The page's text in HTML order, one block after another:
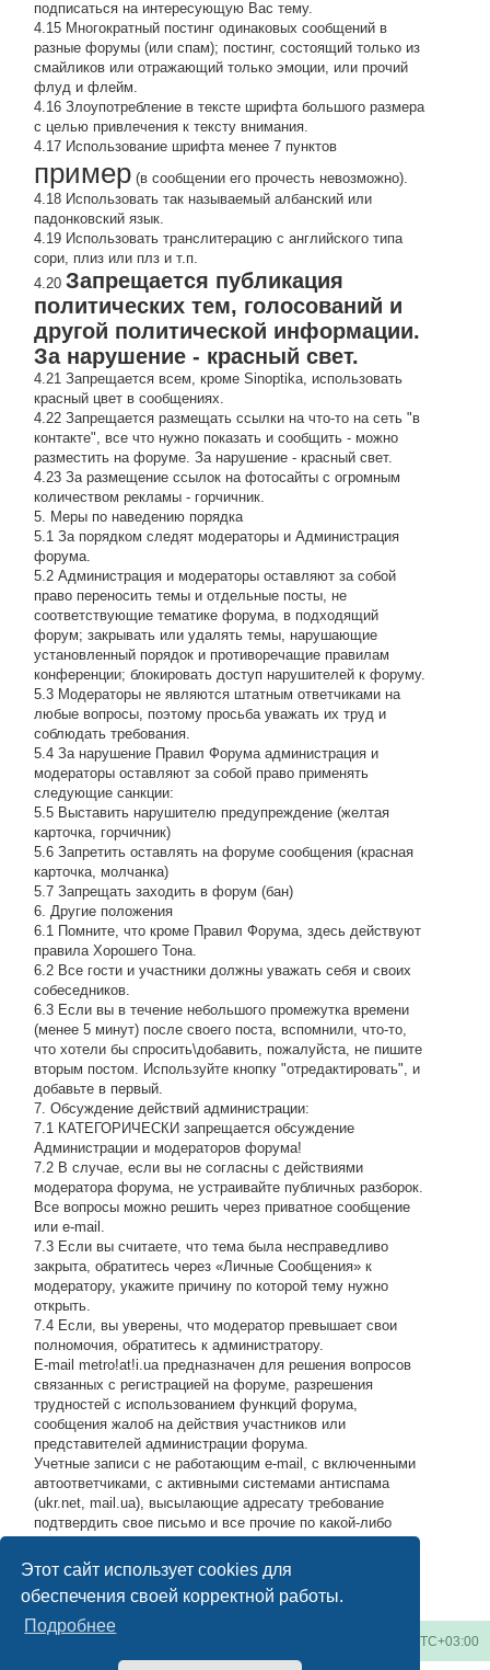
Этот сайт использует cookies для
обеспечения своей корректной работы.
Подробнее
подписаться на интересующую Вас тему.
4.15 Многократный постинг одинаковых сообщений в
разные форумы (или спам); постинг, состоящий только из
смайликов или отражающий только эмоции, или прочий
флуд и флейм.
4.16 Злоупотребление в тексте шрифта большого размера
с целью привлечения к тексту внимания.
4.17 Использование шрифта менее 7 пунктов
пример (в сообщении его прочесть невозможно).
4.18 Использовать так называемый албанский или
падонковский язык.
4.19 Использовать транслитерацию с английского типа
сори, плиз или плз и т.п.
4.20Запрещается публикация
политических тем, голосований и
другой политической информации.
За нарушение - красный свет.
4.21 Запрещается всем, кроме Sinoptika, использовать
красный цвет в сообщениях.
4.22 Запрещается размещать ссылки на что-то на сеть "в
контакте", все что нужно показать и сообщить - можно
разместить на форуме. За нарушение - красный свет.
4.23 За размещение ссылок на фотосайты с огромным
количеством рекламы - горчичник.
5. Меры по наведению порядка
5.1 За порядком следят модераторы и Администрация
форума.
5.2 Администрация и модераторы оставляют за собой
право переносить темы и отдельные посты, не
соответствующие тематике форума, в подходящий
форум; закрывать или удалять темы, нарушающие
установленный порядок и противоречащие правилам
конференции; блокировать доступ нарушителей к форуму.
5.3 Модераторы не являются штатным ответчиками на
любые вопросы, поэтому просьба уважать их труд и
соблюдать требования.
5.4 За нарушение Правил Форума администрация и
модераторы оставляют за собой право применять
следующие санкции:
5.5 Выставить нарушителю предупреждение (желтая
карточка, горчичник)
5.6 Запретить оставлять на форуме сообщения (красная
карточка, молчанка)
5.7 Запрещать заходить в форум (бан)
6. Другие положения
6.1 Помните, что кроме Правил Форума, здесь действуют
правила Хорошего Тона.
6.2 Все гости и участники должны уважать себя и своих
собеседников.
6.3 Если вы в течение небольшого промежутка времени
(менее 5 минут) после своего поста, вспомнили, что-то,
что хотели бы спросить\добавить, пожалуйста, не пишите
вторым постом. Используйте кнопку "отредактировать", и
добавьте в первый.
7. Обсуждение действий администрации:
7.1 КАТЕГОРИЧЕСКИ запрещается обсуждение
Администрации и модераторов форума!
7.2 В случае, если вы не согласны с действиями
модератора форума, не устраивайте публичных разборок.
Все вопросы можно решить через приватное сообщение
или e-mail.
7.3 Если вы считаете, что тема была несправедливо
закрыта, обратитесь через «Личные Сообщения» к
модератору, укажите причину по которой тему нужно
открыть.
7.4 Если, вы уверены, что модератор превышает свои
полномочия, обратитесь к администратору.
E-mail metro!at!i.ua предназначен для решения вопросов
связанных с регистрацией на форуме, разрешения
трудностей с использованием функций форума,
сообщения жалоб на действия участников или
представителей администрации форума.
Учетные записи с не работающим e-mail, с включенными
автоответчиками, с активными системами антиспама
(ukr.net, mail.ua), высылающие адресату требование
подтвердить свое письмо и все прочие по какой-либо
высылающие мусор на адрес администрации, будут
блокироваться по усмотрению администратора.
UTC+03:00